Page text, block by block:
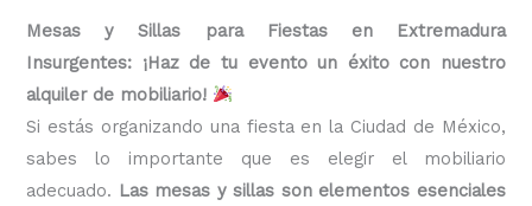
Mesas y Sillas para Fiestas en Extremadura
Insurgentes: ¡Haz de tu evento un éxito con nuestro
alquiler de mobiliario!
Si estás organizando una fiesta en la Ciudad de México,
sabes lo importante que es elegir el mobiliario
adecuado. Las mesas y sillas son elementos esenciales